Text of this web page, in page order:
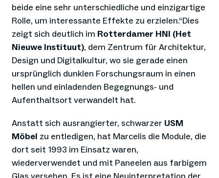
beide eine sehr unterschiedliche und einzigartige
Rolle, um interessante Effekte zu erzielen.“Dies
zeigt sich deutlich im Rotterdamer HNI (Het
Nieuwe Instituut), dem Zentrum für Architektur,
Design und Digitalkultur, wo sie gerade einen
ursprünglich dunklen Forschungsraum in einen
hellen und einladenden Begegnungs- und
Aufenthaltsort verwandelt hat.
Anstatt sich ausrangierter, schwarzer USM
Möbel zu entledigen, hat Marcelis die Module, die
dort seit 1993 im Einsatz waren,
wiederverwendet und mit Paneelen aus farbigem